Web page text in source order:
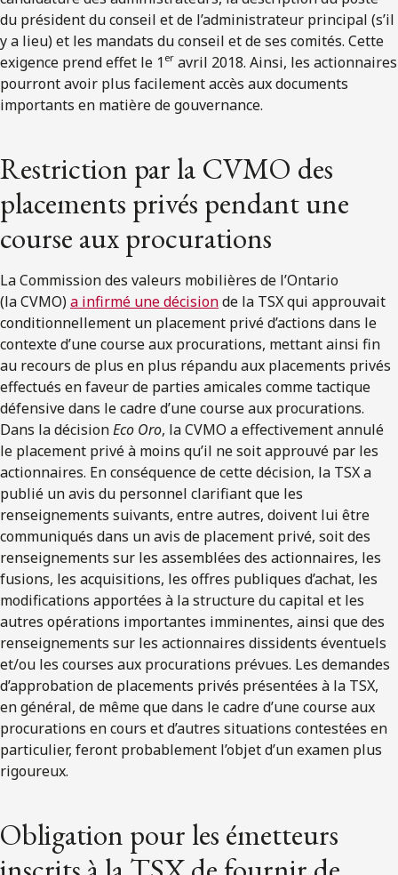
du président du conseil et de l’administrateur principal (s’il
y a lieu) et les mandats du conseil et de ses comités. Cette
exigence prend effet le 1 er avril 2018. Ainsi, les actionnaires
pourront avoir plus facilement accès aux documents
importants en matière de gouvernance.
Restriction par la CVMO des
placements privés pendant une
course aux procurations
La Commission des valeurs mobilières de l’Ontario
(la CVMO)a infirmé une décisionde la TSX qui approuvait
conditionnellement un placement privé d’actions dans le
contexte d’une course aux procurations, mettant ainsi fin
au recours de plus en plus répandu aux placements privés
effectués en faveur de parties amicales comme tactique
défensive dans le cadre d’une course aux procurations.
Dans la décisionEco Oro, la CVMO a effectivement annulé
le placement privé à moins qu’il ne soit approuvé par les
actionnaires. En conséquence de cette décision, la TSX a
publié un avis du personnel clarifiant que les
renseignements suivants, entre autres, doivent lui être
communiqués dans un avis de placement privé, soit des
renseignements sur les assemblées des actionnaires, les
fusions, les acquisitions, les offres publiques d’achat, les
modifications apportées à la structure du capital et les
autres opérations importantes imminentes, ainsi que des
renseignements sur les actionnaires dissidents éventuels
et/ou les courses aux procurations prévues. Les demandes
d’approbation de placements privés présentées à la TSX,
en général, de même que dans le cadre d’une course aux
procurations en cours et d’autres situations contestées en
particulier, feront probablement l’objet d’un examen plus
rigoureux.
Obligation pour les émetteurs